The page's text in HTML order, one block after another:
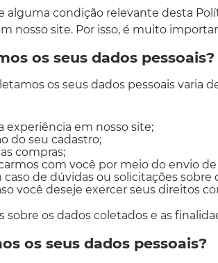
alguma condição relevante desta
nosso site. Por isso, é muito
os seus dados pessoais?
os seus dados pessoais varia
experiência em nosso site;
do seu cadastro;
compras;
com você por meio do envio
caso de dúvidas ou solicitações sobre
você deseje exercer seus direitos
sobre os dados coletados e as
os seus dados pessoais?